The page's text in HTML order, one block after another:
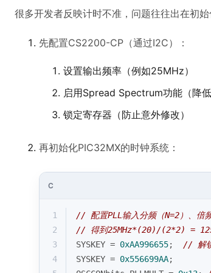
很多开发者反映计时不准，问题往往出在初
先配置CS2200-CP（通过I2C）：
设置输出频率（例如25MHz）
启用Spread Spectrum功能（降低
锁定寄存器（防止意外修改）
再初始化PIC32MX的时钟系统：
C
1
// 配置PLL输入分频（N=2）、倍
2
// 得到25MHz*(20)/(2*2) =
3
SYSKEY = 0xAA996655; // 解
4
SYSKEY = 0x556699AA;